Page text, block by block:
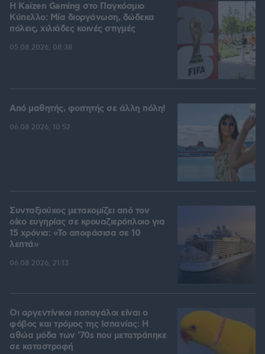
H Kaizen Gaming στο Παγκόσμιο
Kύπελλο: Μία διοργάνωση, δώδεκα
πόλεις, χιλιάδες κοινές στιγμές
05.08.2026, 08:38
Από μαθητής, φοιτητής σε άλλη πόλη!
06.08.2026, 10:52
Συνταξιούχος μετακομίζει από τον
οίκο ευγηρίας σε κρουαζιερόπλοιο για
15 χρόνια: «Το αποφάσισα σε 10
λεπτά»
06.08.2026, 21:13
Οι αργεντίνικοι παπαγάλοι είναι ο
φόβος και τρόμος της Ισπανίας: Η
αθώα μόδα των '70s που μετατράπηκε
σε καταστροφή